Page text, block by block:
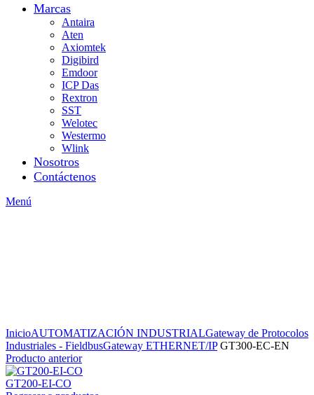
Marcas
Antaira
Aten
Axiomtek
Digibird
Emdoor
ICP Das
Rextron
SST
Welotec
Westermo
Wlink
Nosotros
Contáctenos
Menú
InicioAUTOMATIZACIÓN INDUSTRIALGateway de Protocolos
Industriales - FieldbusGateway ETHERNET/IPGT300-EC-EN
Producto anterior
GT200-EI-CO